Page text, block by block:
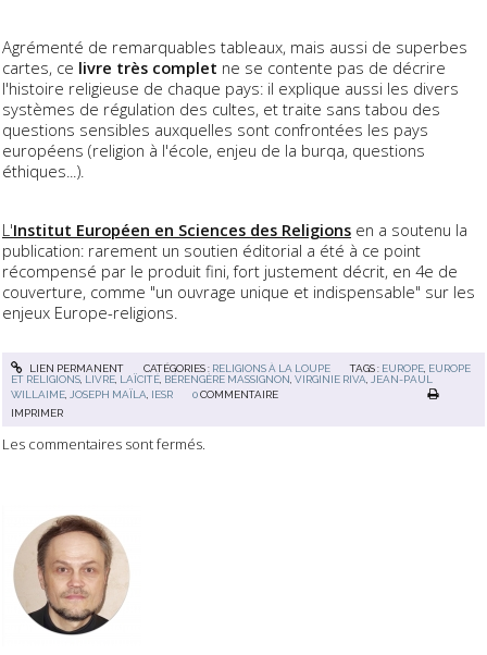
Agrémenté de remarquables tableaux, mais aussi de superbes
cartes, ce livre très complet ne se contente pas de décrire
l'histoire religieuse de chaque pays: il explique aussi les divers
systèmes de régulation des cultes, et traite sans tabou des
questions sensibles auxquelles sont confrontées les pays
européens (religion à l'école, enjeu de la burqa, questions
éthiques...).
L'Institut Européen en Sciences des Religions en a soutenu la
publication: rarement un soutien éditorial a été à ce point
récompensé par le produit fini, fort justement décrit, en 4e de
couverture, comme "un ouvrage unique et indispensable" sur les
enjeux Europe-religions.
LIEN PERMANENT CATÉGORIES : RELIGIONS À LA LOUPE TAGS : EUROPE EUROPE
ET RELIGIONS LIVRE LAÏCITÉ BÉRENGÈRE MASSIGNON ,VIRGINIE RIVA
JEAN-PAUL
WILLAIME
JOSEPH MAÏLA IESR 0 COMMENTAIRE
IMPRIMER
Les commentaires sont fermés.